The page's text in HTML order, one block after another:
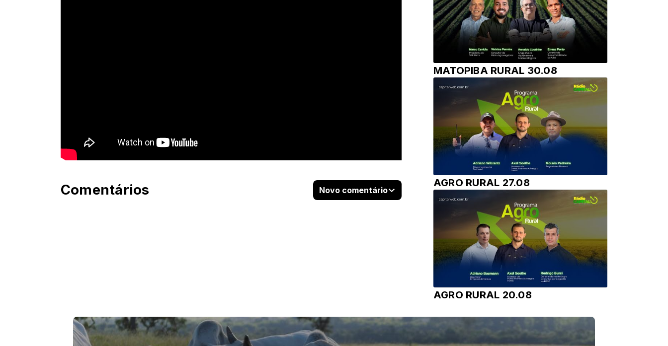
MATOPIBA RURAL 30.08
AGRO RURAL 27.08
AGRO RURAL 20.08
Comentários Novo comentário